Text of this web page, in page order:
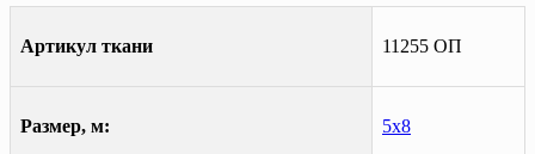
Артикул ткани 11255 ОП
Размер, м: 5х8